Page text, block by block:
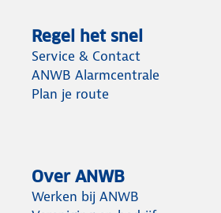
Regel het snel
Service & Contact
ANWB Alarmcentrale
Plan je route
Over ANWB
Werken bij ANWB